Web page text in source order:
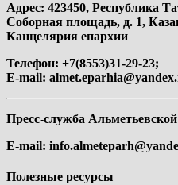
Адрес: 423450, Республика
Соборная площадь, д. 1,
Канцелярия епархии
Телефон: +7(8553)31-29-23;
E-mail:
Пресс-служба
E-mail:
Полезные ресурсы